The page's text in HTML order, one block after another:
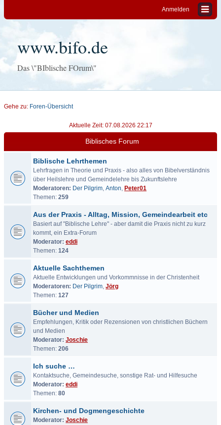
Anmelden
www.bifo.de
Das \"BIblische FOrum\"
Gehe zu: Foren-Übersicht
Aktuelle Zeit: 07.08.2026 22:17
Biblisches Forum
Biblische Lehrthemen
Lehrfragen in Theorie und Praxis - also alles von Bibelverständnis
über Heilslehre und Gemeindelehre bis Zukunftslehre
Moderatoren: Der Pilgrim, Anton, Peter01
Themen: 259
Aus der Praxis - Alltag, Mission, Gemeindearbeit etc
Basiert auf "Biblische Lehre" - aber damit die Praxis nicht zu kurz
kommt, ein Extra-Forum
Moderator: eddi
Themen: 124
Aktuelle Sachthemen
Aktuelle Entwicklungen und Vorkommnisse in der Christenheit
Moderatoren: Der Pilgrim, Jörg
Themen: 127
Bücher und Medien
Empfehlungen, Kritik oder Rezensionen von christlichen Büchern
und Medien
Moderator: Joschie
Themen: 206
Ich suche …
Kontaktsuche, Gemeindesuche, sonstige Rat- und Hilfesuche
Moderator: eddi
Themen: 80
Kirchen- und Dogmengeschichte
Moderator: Joschie